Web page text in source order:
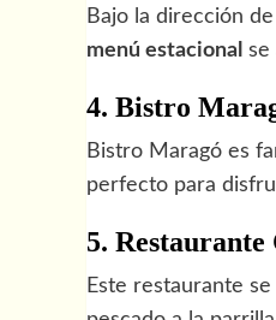
Bajo la dirección
menú estacional se
4. Bistro
Bistro Maragó es
perfecto para
5. Restaurante
Este restaurante